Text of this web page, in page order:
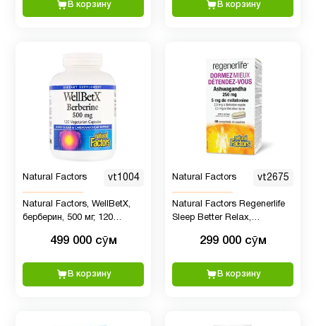
В корзину В корзину
Natural Factors vt1004
Natural Factors, WellBetX,
берберин, 500 мг, 120
499 000 сӯм
В корзину
Natural Factors vt2675
Natural Factors Regenerlife
Sleep Better Relax,
Мелатонин 5 мг, 60 капсул
299 000 сӯм
В корзину